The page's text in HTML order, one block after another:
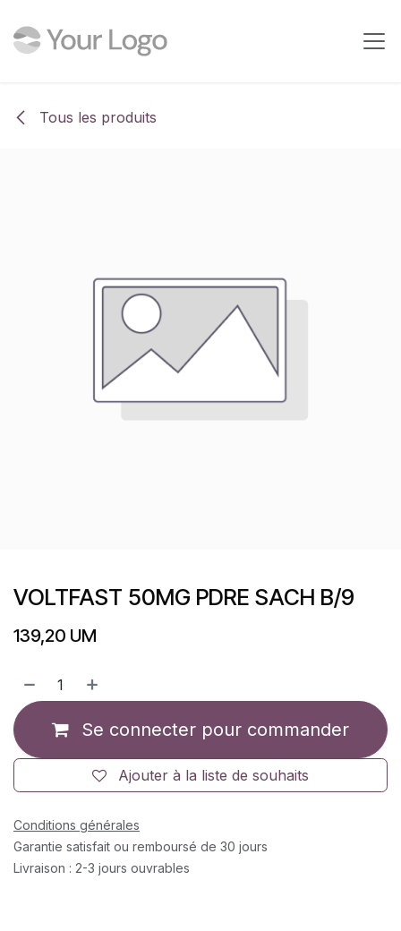
Tous les produits
VOLTFAST 50MG PDRE SACH B/9
139,20 UM
Se connecter pour commander
Ajouter à la liste de souhaits
Conditions générales
Garantie satisfait ou remboursé de 30 jours
Livraison : 2-3 jours ouvrables